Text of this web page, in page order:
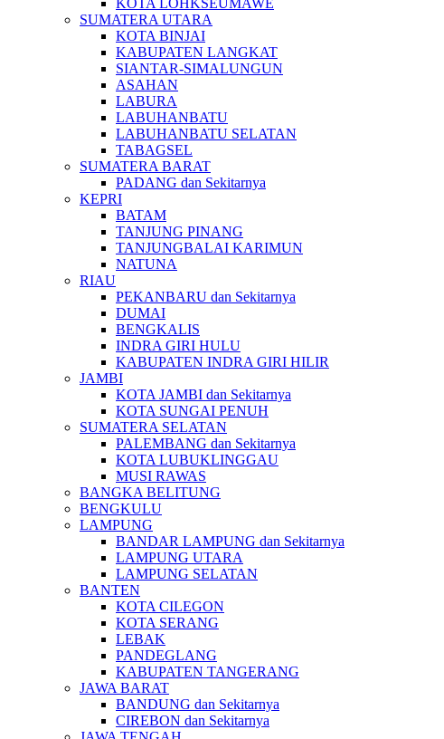
KOTA LOHKSEUMAWE
SUMATERA UTARA
KOTA BINJAI
KABUPATEN LANGKAT
SIANTAR-SIMALUNGUN
ASAHAN
LABURA
LABUHANBATU
LABUHANBATU SELATAN
TABAGSEL
SUMATERA BARAT
PADANG dan Sekitarnya
KEPRI
BATAM
TANJUNG PINANG
TANJUNGBALAI KARIMUN
NATUNA
RIAU
PEKANBARU dan Sekitarnya
DUMAI
BENGKALIS
INDRA GIRI HULU
KABUPATEN INDRA GIRI HILIR
JAMBI
KOTA JAMBI dan Sekitarnya
KOTA SUNGAI PENUH
SUMATERA SELATAN
PALEMBANG dan Sekitarnya
KOTA LUBUKLINGGAU
MUSI RAWAS
BANGKA BELITUNG
BENGKULU
LAMPUNG
BANDAR LAMPUNG dan Sekitarnya
LAMPUNG UTARA
LAMPUNG SELATAN
BANTEN
KOTA CILEGON
KOTA SERANG
LEBAK
PANDEGLANG
KABUPATEN TANGERANG
JAWA BARAT
BANDUNG dan Sekitarnya
CIREBON dan Sekitarnya